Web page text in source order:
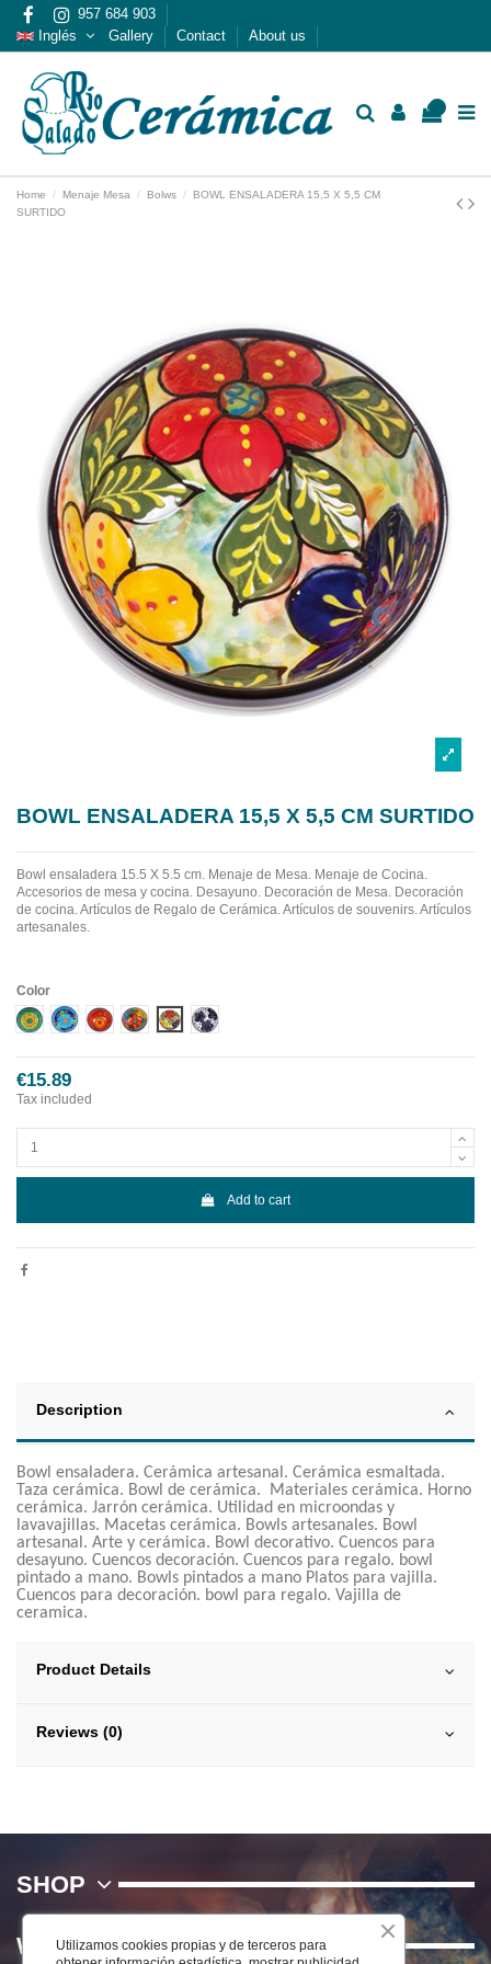
957 684 903
Inglés
Gallery Contact About us
Home Menaje Mesa Bolws
BOWL ENSALADERA 15,5 X 5,5 CM
SURTIDO
BOWL ENSALADERA 15,5 X 5,5 CM SURTIDO
Bowl ensaladera 15.5 X 5.5 cm. Menaje de Mesa. Menaje de Cocina.
Accesorios de mesa y cocina. Desayuno. Decoración de Mesa. Decoración
de cocina. Artículos de Regalo de Cerámica. Artículos de souvenirs. Artículos
artesanales.
Color
Diseño 1Diseño 2Diseño 3Diseño 4Diseño 5Diseño 6
€15.89
Tax included
Add to cart
Description
Bowl ensaladera. Cerámica artesanal. Cerámica esmaltada.
Taza cerámica. Bowl de cerámica. Materiales cerámica. Horno
cerámica. Jarrón cerámica. Utilidad en microondas y
lavavajillas. Macetas cerámica. Bowls artesanales. Bowl
artesanal. Arte y cerámica. Bowl decorativo. Cuencos para
desayuno. Cuencos decoración. Cuencos para regalo. bowl
pintado a mano. Bowls pintados a mano Platos para vajilla.
Cuencos para decoración. bowl para regalo. Vajilla de
ceramica.
Product Details
Reviews (0)
SHOP
WE
Utilizamos cookies propias y de terceros para